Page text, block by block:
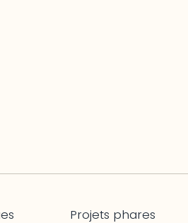
Projets phares